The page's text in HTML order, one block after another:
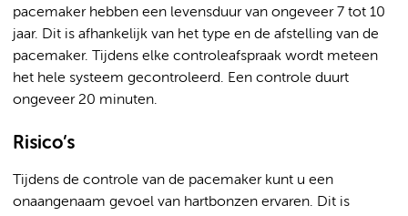
pacemaker hebben een levensduur van ongeveer 7 tot 10
jaar. Dit is afhankelijk van het type en de afstelling van de
pacemaker. Tijdens elke controleafspraak wordt meteen
het hele systeem gecontroleerd. Een controle duurt
ongeveer 20 minuten.
Risico’s
Tijdens de controle van de pacemaker kunt u een
onaangenaam gevoel van hartbonzen ervaren. Dit is